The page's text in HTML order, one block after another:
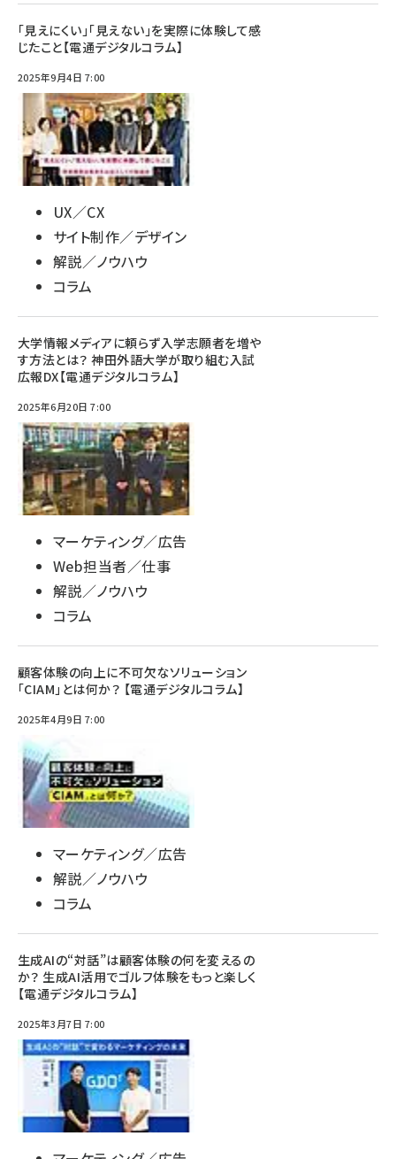
「見えにくい」「見えない」を実際に体験して感
じたこと【電通デジタルコラム】
2025年9月4日 7:00
UX／CX
サイト制作／デザイン
解説／ノウハウ
コラム
大学情報メディアに頼らず入学志願者を増や
す方法とは？ 神田外語大学が取り組む入試
広報DX【電通デジタルコラム】
2025年6月20日 7:00
マーケティング／広告
Web担当者／仕事
解説／ノウハウ
コラム
顧客体験の向上に不可欠なソリューション
「CIAM」とは何か？ 【電通デジタルコラム】
2025年4月9日 7:00
マーケティング／広告
解説／ノウハウ
コラム
生成AIの“対話”は顧客体験の何を変えるの
か？ 生成AI活用でゴルフ体験をもっと楽しく
【電通デジタルコラム】
2025年3月7日 7:00